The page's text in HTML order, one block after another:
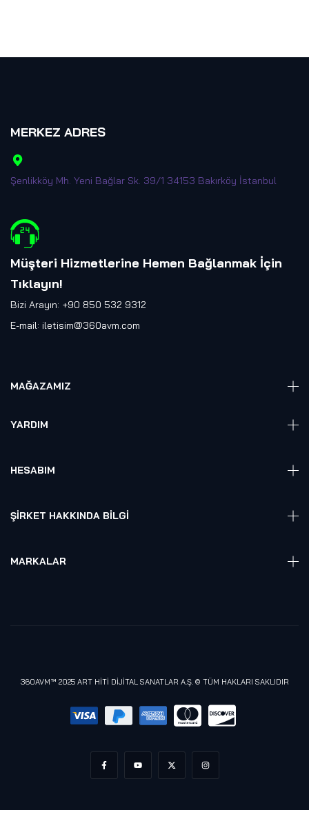
MERKEZ ADRES
Şenlikköy Mh. Yeni Bağlar Sk. 39/1 34153 Bakırköy İstanbul
Müşteri Hizmetlerine Hemen Bağlanmak İçin
Tıklayın!
Bizi Arayın: +90 850 532 9312
E-mail: iletisim@360avm.com
MAĞAZAMIZ
VR Ready PC
Elektronik
YARDIM
HESABIM
Sepet
ŞIRKET HAKKINDA BILGI
Referanslarımız
MARKALAR
360AVM™ 2025 ART HİTİ DİJİTAL SANATLAR A.Ş. © TÜM HAKLARI SAKLIDIR